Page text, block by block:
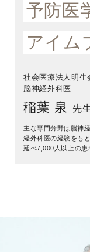
予防医
アイム
社会医療法人明
脳神経外科医
稲葉 泉 先
主な専門分野は脳神
経外科医の経験をもと
延べ7,000人以上の患